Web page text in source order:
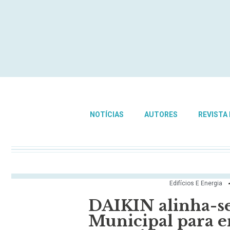
NOTÍCIAS AUTORES
Edifícios E Energia
DAIKIN alinha-
Municipal para